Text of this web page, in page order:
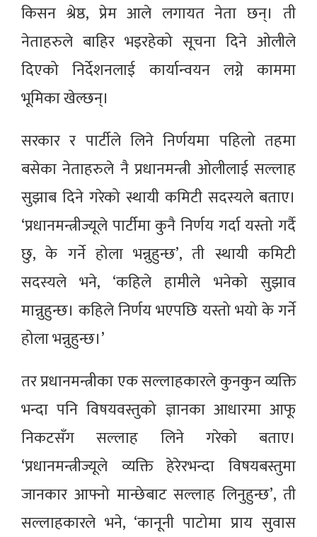
किसन श्रेष्ठ, प्रेम आले लगायत नेता छन्। ती
नेताहरुले बाहिर भइरहेको सूचना दिने ओलीले
दिएको निर्देशनलाई कार्यान्वयन लग्ने काममा
भूमिका खेल्छन्।
सरकार र पार्टीले लिने निर्णयमा पहिलो तहमा
बसेका नेताहरुले नै प्रधानमन्त्री ओलीलाई सल्लाह
सुझाब दिने गरेको स्थायी कमिटी सदस्यले बताए।
‘प्रधानमन्त्रीज्यूले पार्टीमा कुनै निर्णय गर्दा यस्तो गर्दै
छु, के गर्ने होला भन्नुहुन्छ’, ती स्थायी कमिटी
सदस्यले भने, ‘कहिले हामीले भनेको सुझाव
मान्नुहुन्छ। कहिले निर्णय भएपछि यस्तो भयो के गर्ने
होला भन्नुहुन्छ।’
तर प्रधानमन्त्रीका एक सल्लाहकारले कुनकुन व्यक्ति
भन्दा पनि विषयवस्तुको ज्ञानका आधारमा आफू
निकटसँग सल्लाह लिने गरेको बताए।
‘प्रधानमन्त्रीज्यूले व्यक्ति हेरेरभन्दा विषयबस्तुमा
जानकार आफ्नो मान्छेबाट सल्लाह लिनुहुन्छ’, ती
सल्लाहकारले भने, ‘कानूनी पाटोमा प्राय सुवास